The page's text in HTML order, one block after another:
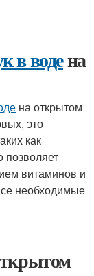
в водена
на открытом
это
как
позволяет
витаминов и
необходимые